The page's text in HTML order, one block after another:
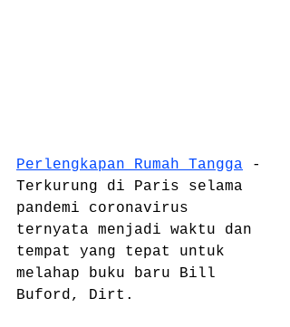
Perlengkapan Rumah Tangga -
Terkurung di Paris selama
pandemi coronavirus
ternyata menjadi waktu dan
tempat yang tepat untuk
melahap buku baru Bill
Buford, Dirt.